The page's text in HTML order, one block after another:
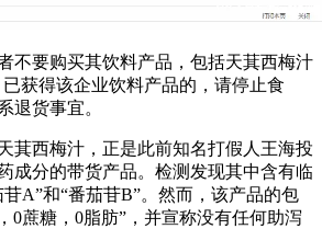
不要购买其饮料产品，包括天萁西梅汁
已获得该企业饮料产品的，请停止食
退货事宜。
萁西梅汁，正是此前知名打假人王海投
成分的带货产品。检测发现其中含有临
A”和“番茄苷B”。然而，该产品的包
0蔗糖，0脂肪”，并宣称没有任何助泻